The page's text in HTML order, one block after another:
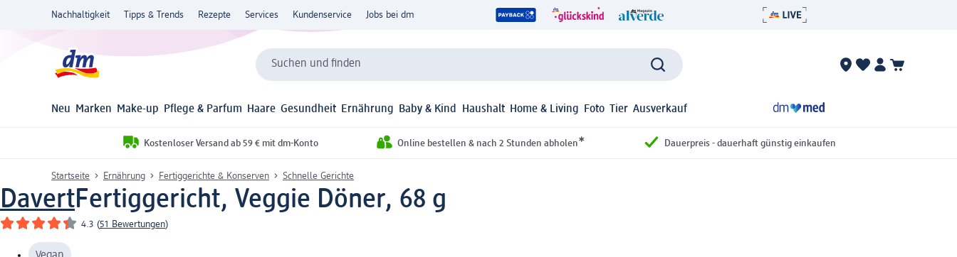
Nachhaltigkeit Tipps & Trends Rezepte Services Kundenservice Jobs bei dm
Suchen und finden
Neu Marken Make-up Pflege & Parfum Haare Gesundheit Ernährung Baby & Kind Haushalt Home & Living Foto Tier Ausverkauf
Kostenloser Versand ab 59 € mit dm-Konto Online bestellen & nach 2 Stunden abholen* Dauerpreis - dauerhaft günstig einkaufen
Startseite Ernährung Fertiggerichte & Konserven Schnelle Gerichte
DavertFertiggericht, Veggie Döner, 68 g
4.3 (51 Bewertungen)